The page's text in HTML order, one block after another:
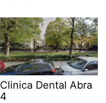
Clinica Dental Abra
4